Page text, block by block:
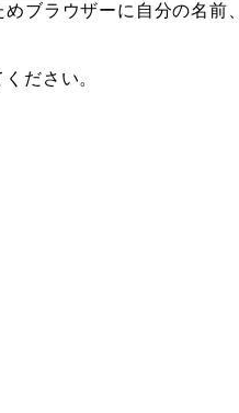
ブラウザーに自分の名前
ださい。